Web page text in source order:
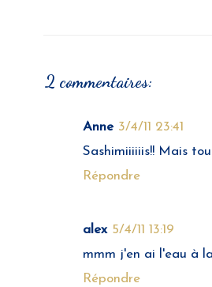
2 commentaires:
Anne 3/4/11 23:41
Sashimiiiiiis!! Mais
Répondre
alex 5/4/11 13:19
mmm j'en ai l'eau à
Répondre